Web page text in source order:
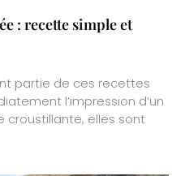
: recette simple et
partie de ces recettes
l’impression d’un
croustillante, elles sont